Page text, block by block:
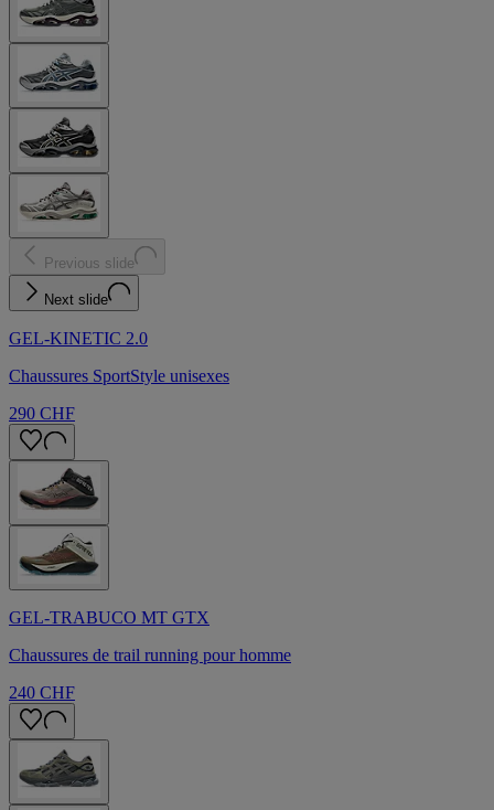
Previous slide
Next slide
GEL-KINETIC 2.0
Chaussures SportStyle unisexes
290 CHF
GEL-TRABUCO MT GTX
Chaussures de trail running pour homme​
240 CHF